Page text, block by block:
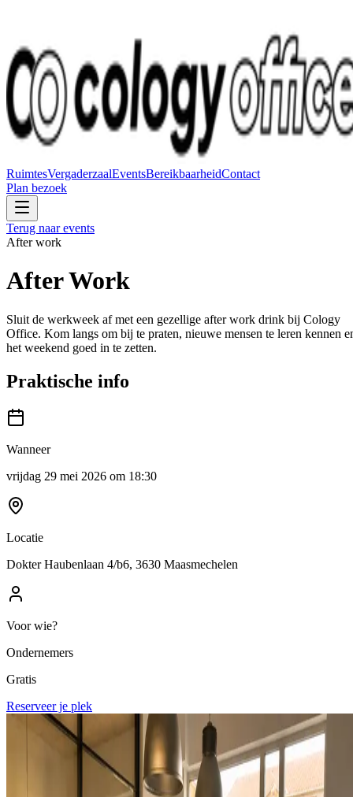
RuimtesVergaderzaalEventsBereikbaarheidContact
Plan bezoek
Terug naar events
After work
After Work
Sluit de werkweek af met een gezellige after work drink bij Cology
Office. Kom langs om bij te praten, nieuwe mensen te leren kennen
het weekend goed in te zetten.
Praktische info
Wanneer
vrijdag 29 mei 2026 om 18:30
Locatie
Dokter Haubenlaan 4/b6, 3630 Maasmechelen
Voor wie?
Ondernemers
Gratis
Reserveer je plek